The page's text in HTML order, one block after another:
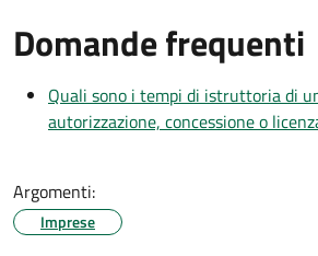
Domande frequenti
Quali sono i tempi di istruttoria di
autorizzazione, concessione o
Argomenti:
Imprese